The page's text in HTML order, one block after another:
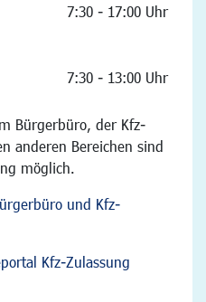
7:30 - 17:00 Uhr
7:30 - 13:00 Uhr
Bürgerbüro, der Kfz-
anderen Bereichen sind
möglich.
und Kfz-
Kfz-Zulassung